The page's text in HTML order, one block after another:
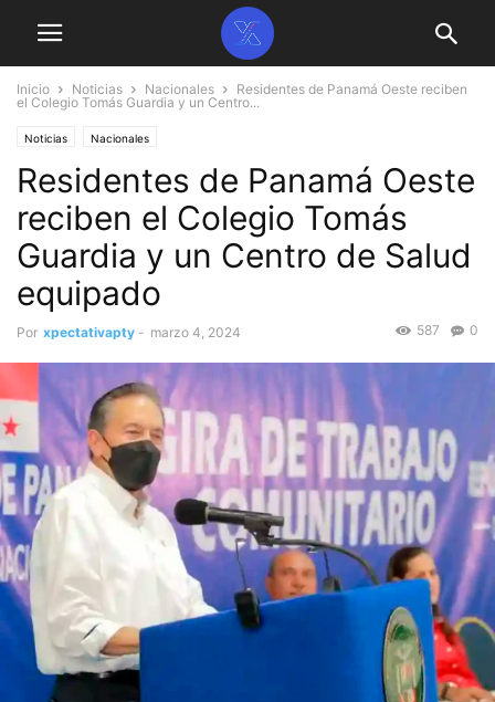
Inicio Noticias Nacionales
Residentes de Panamá Oeste reciben
el Colegio Tomás Guardia y un Centro...
Noticias Nacionales
Residentes de Panamá Oeste
reciben el Colegio Tomás
Guardia y un Centro de Salud
equipado
Por xpectativapty - marzo 4, 2024 0
587